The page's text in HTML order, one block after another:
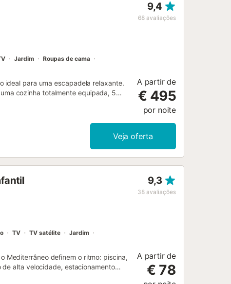
9,4
68 avaliações
Jardim
Roupas de cama
ideal para uma escapadela relaxante.
cozinha totalmente equipada, 5
uma televisão inteligente com
bem como uma máquina de secar
com uma piscina de água salgada,
também têm acesso a uma área
de estacionamento na
A partir de
€ 495
por noite
Veja oferta
9,3
38 avaliações
TV TV satélite
Jardim
Mediterrâneo definem o ritmo: piscina,
alta velocidade, estacionamento
A partir de
€ 78